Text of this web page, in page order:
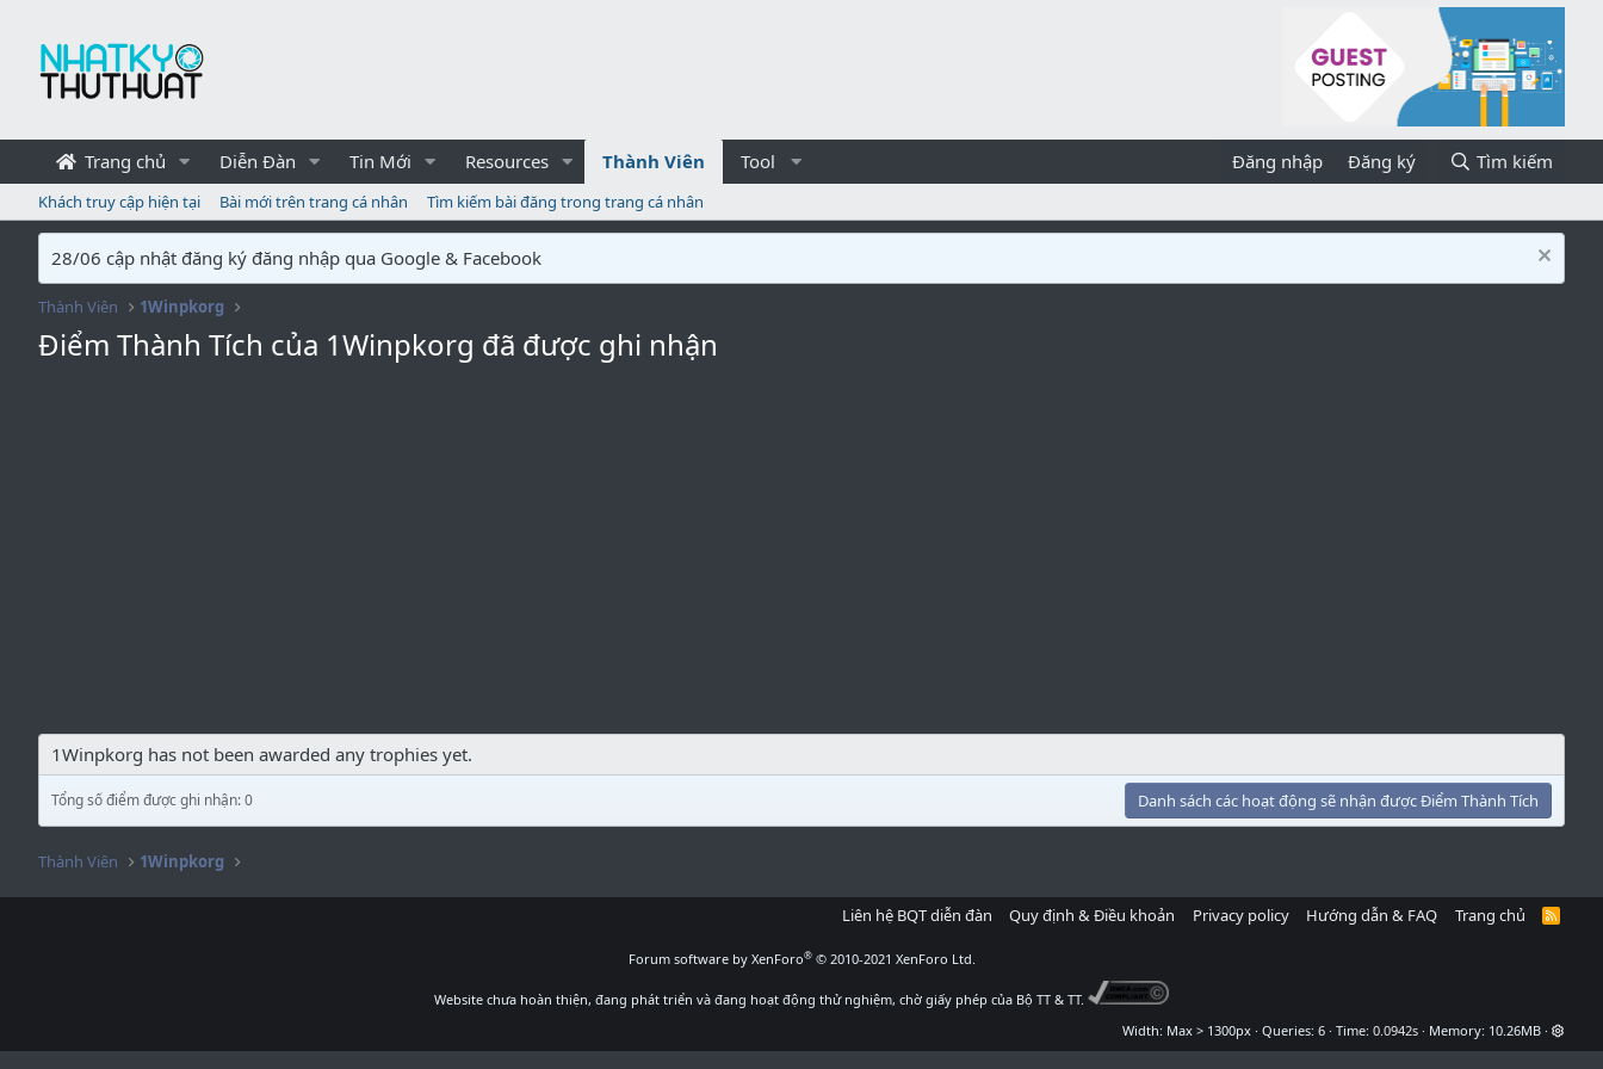
Trang chủ Diễn Đàn Tin Mới Resources Thành Viên Tool Đăng nhập Đăng ký Tìm kiếm
Khách truy cập hiện tại Bài mới trên trang cá nhân Tìm kiếm bài đăng trong trang cá nhân
28/06 cập nhật đăng ký đăng nhập qua Google & Facebook
Thành Viên 1Winpkorg
Điểm Thành Tích của 1Winpkorg đã được ghi nhận
1Winpkorg has not been awarded any trophies yet.
Tổng số điểm được ghi nhận: 0 Danh sách các hoạt động sẽ nhận được Điểm Thành Tích
Thành Viên 1Winpkorg
Liên hệ BQT diễn đàn Quy định & Điều khoản Privacy policy Hướng dẫn & FAQ Trang chủ
R
Forum software by XenForo® © 2010-2021 XenForo Ltd.
Website chưa hoàn thiện, đang phát triển và đang hoạt động thử nghiệm, chờ giấy phép của Bộ TT & TT.
Width
Queries 6 Time 0.0942s Memory 10.26MB